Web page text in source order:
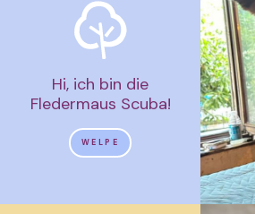
Hi, ich bin die
Fledermaus Scuba!
WELPE